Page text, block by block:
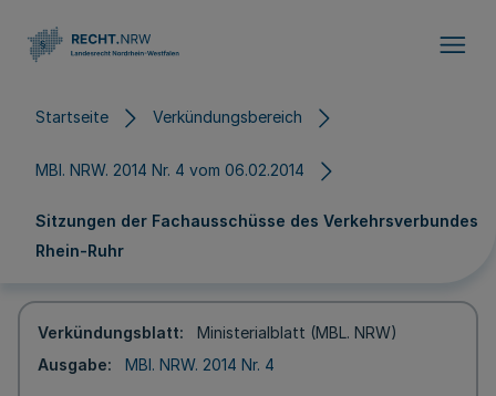
Startseite Verkündungsbereich
MBl. NRW. 2014 Nr. 4 vom 06.02.2014
Sitzungen der Fachausschüsse des Verkehrsverbundes
Rhein-Ruhr
Verkündungsblatt
Ministerialblatt (MBL. NRW)
Ausgabe
MBl. NRW. 2014 Nr. 4